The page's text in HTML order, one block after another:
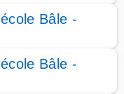
Bâle -
Bâle -